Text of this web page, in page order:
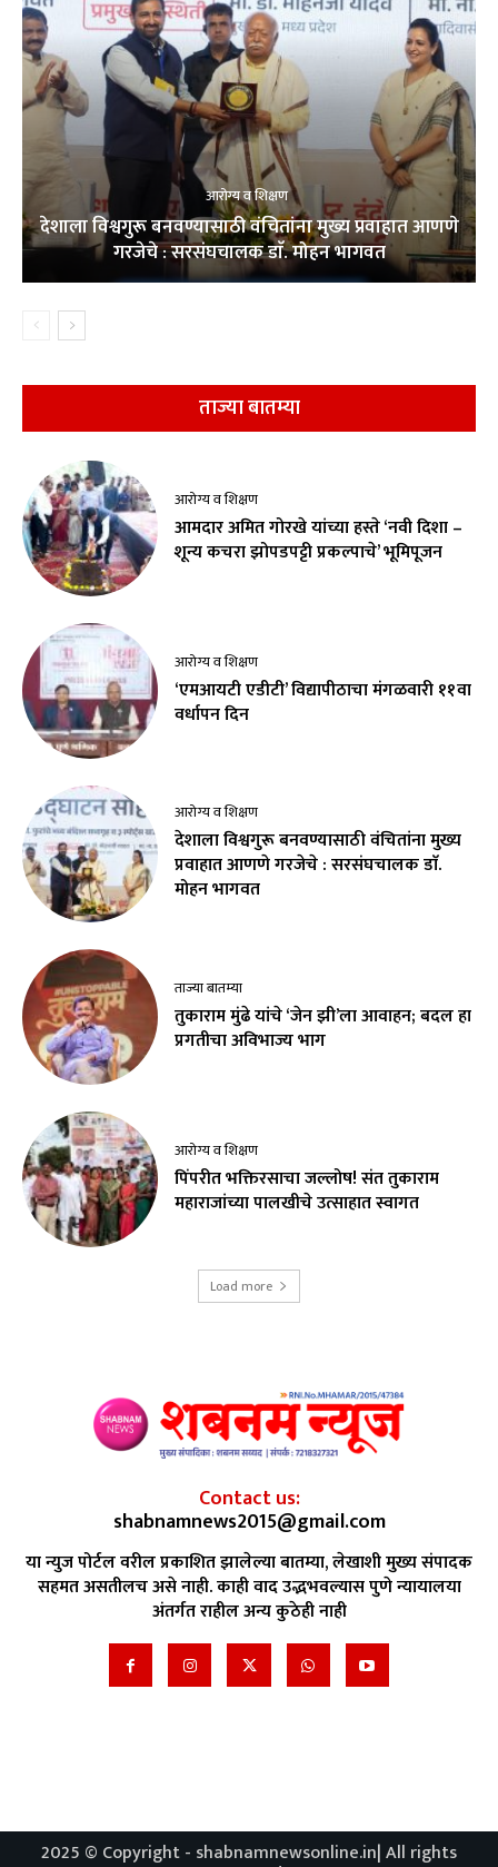
आरोग्य व शिक्षण
देशाला विश्वगुरू बनवण्यासाठी वंचितांना मुख्य प्रवाहात आणणे
गरजेचे : सरसंघचालक डाॅ. मोहन भागवत
ताज्या बातम्या
आरोग्य व शिक्षण
आमदार अमित गोरखे यांच्या हस्ते ‘नवी दिशा –
शून्य कचरा झोपडपट्टी प्रकल्पाचे’ भूमिपूजन
आरोग्य व शिक्षण
‘एमआयटी एडीटी’ विद्यापीठाचा मंगळवारी ११वा
वर्धापन दिन
आरोग्य व शिक्षण
देशाला विश्वगुरू बनवण्यासाठी वंचितांना मुख्य
प्रवाहात आणणे गरजेचे : सरसंघचालक डाॅ.
मोहन भागवत
ताज्या बातम्या
तुकाराम मुंढे यांचे ‘जेन झी’ला आवाहन; बदल हा
प्रगतीचा अविभाज्य भाग
आरोग्य व शिक्षण
पिंपरीत भक्तिरसाचा जल्लोष! संत तुकाराम
महाराजांच्या पालखीचे उत्साहात स्वागत
Load more
Contact us:
shabnamnews2015@gmail.com
या न्युज पोर्टल वरील प्रकाशित झालेल्या बातम्या, लेखाशी मुख्य संपादक
सहमत असतीलच असे नाही. काही वाद उद्भभवल्यास पुणे न्यायालया
अंतर्गत राहील अन्य कुठेही नाही
2025 © Copyright - shabnamnewsonline.in| All rights